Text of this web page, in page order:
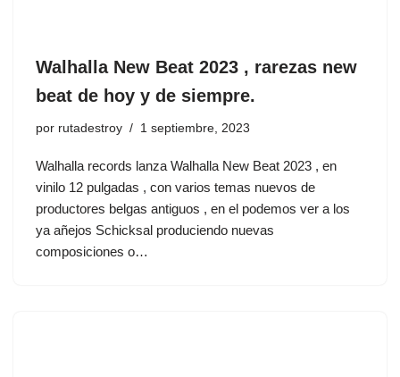
Walhalla New Beat 2023 , rarezas new
beat de hoy y de siempre.
por rutadestroy 1 septiembre, 2023
Walhalla records lanza Walhalla New Beat 2023 , en
vinilo 12 pulgadas , con varios temas nuevos de
productores belgas antiguos , en el podemos ver a los
ya añejos Schicksal produciendo nuevas
composiciones o…